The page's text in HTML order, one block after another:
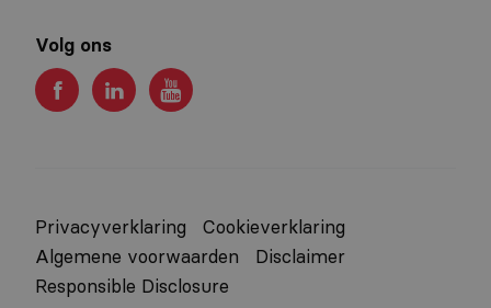
Volg ons
Privacyverklaring
Cookieverklaring
Algemene voorwaarden
Disclaimer
Responsible Disclosure